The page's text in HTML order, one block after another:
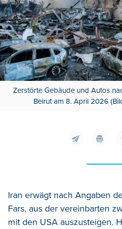
Zerstörte Gebäude und Autos
Beirut am 8. April 2026
Iran erwägt nach Angaben
Fars, aus der vereinbarten
mit den USA auszusteigen.